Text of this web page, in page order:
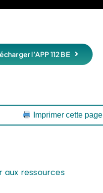
l’APP 112 BE
Imprimer cette page
aux ressources